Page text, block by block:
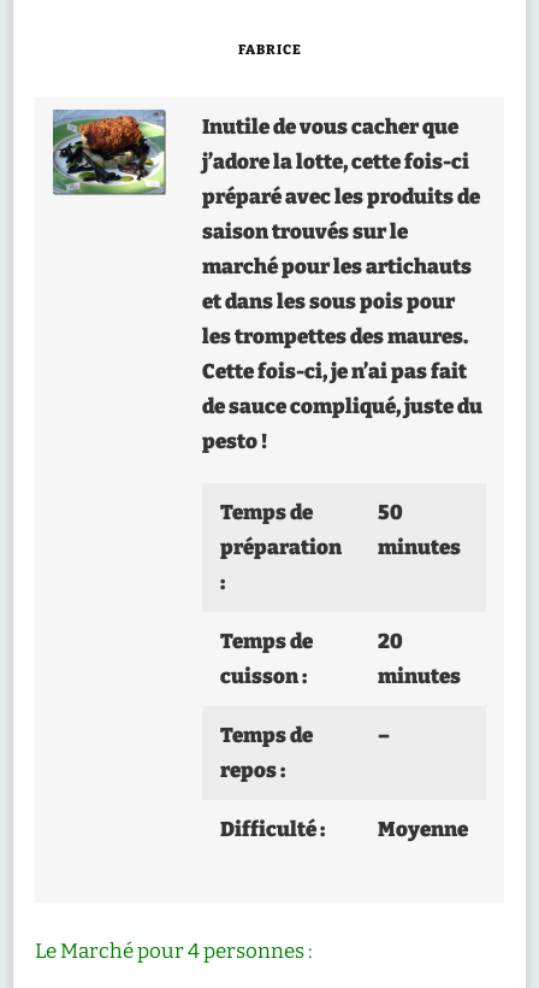
FABRICE
Inutile de vous cacher que
j’adore la lotte, cette fois-ci
préparé avec les produits de
saison trouvés sur le
marché pour les artichauts
et dans les sous pois pour
les trompettes des maures.
Cette fois-ci, je n’ai pas fait
de sauce compliqué, juste du
pesto !
Temps de
préparation
:
50
minutes
Temps de
cuisson :
20
minutes
Temps de
repos :
–
Difficulté : Moyenne
Le Marché pour 4 personnes :